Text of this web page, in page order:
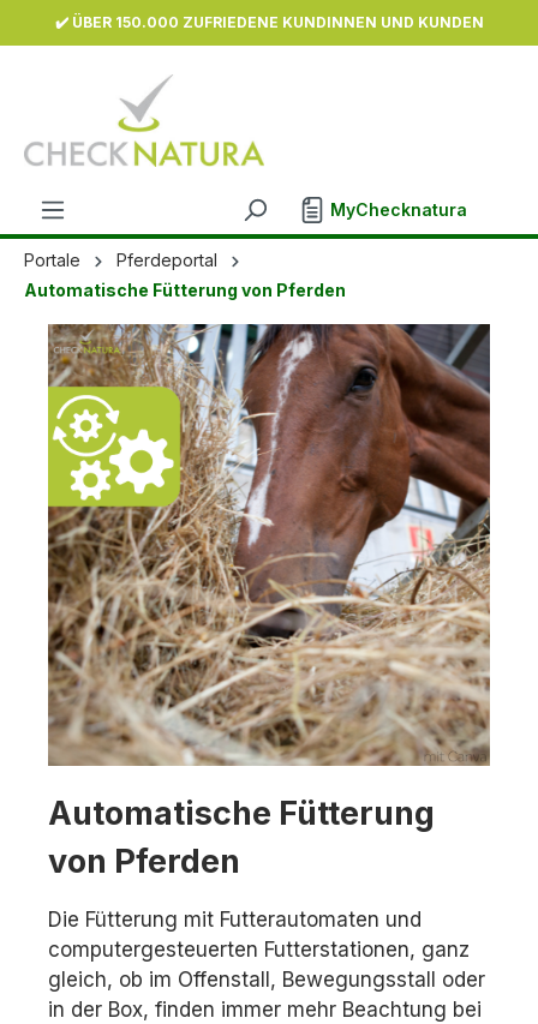
springen
✔️ ÜBER 150.000 ZUFRIEDENE KUNDINNEN UND KUNDEN
MyChecknatura
Portale
Pferdeportal
Automatische Fütterung von Pferden
Automatische Fütterung
von Pferden
Die Fütterung mit Futterautomaten und
computergesteuerten Futterstationen, ganz
gleich, ob im Offenstall, Bewegungsstall oder
in der Box, finden immer mehr Beachtung bei